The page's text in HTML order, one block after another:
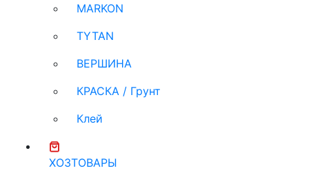
MARKON
TYTAN
ВЕРШИНА
КРАСКА / Грунт
Клей
ХОЗТОВАРЫ